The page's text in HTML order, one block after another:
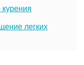
легких